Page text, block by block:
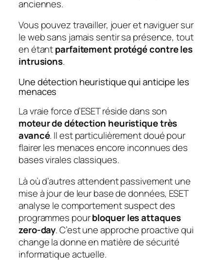
anciennes.
Vous pouvez travailler, jouer et naviguer sur
le web sans jamais sentir sa présence, tout
en étantparfaitement protégé contre les
intrusions.
Une détection heuristique qui anticipe les
menaces
La vraie force d’ESET réside dans son
moteur de détection heuristique très
avancé. Il est particulièrement doué pour
flairer les menaces encore inconnues des
bases virales classiques.
Là où d’autres attendent passivement une
mise à jour de leur base de données, ESET
analyse le comportement suspect des
programmes pourbloquer les attaques
zero-day. C’est une approche proactive qui
change la donne en matière de sécurité
informatique actuelle.